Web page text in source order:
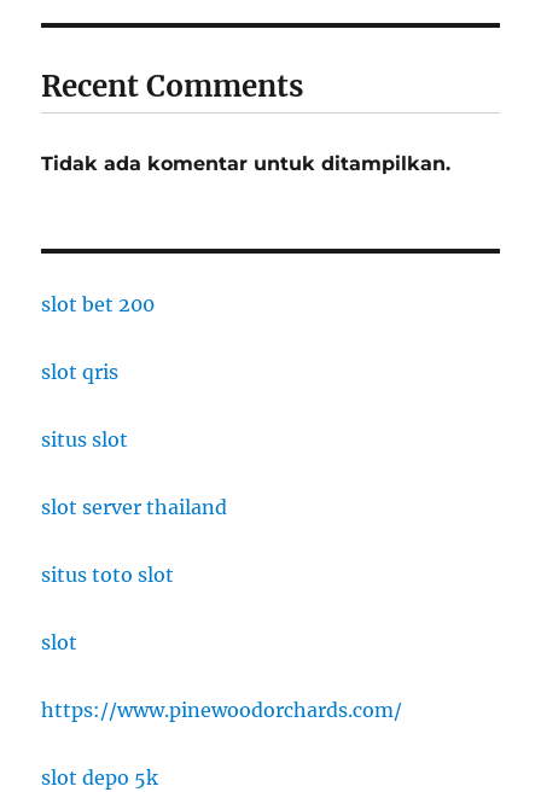
Recent Comments
Tidak ada komentar untuk ditampilkan.
slot bet 200
slot qris
situs slot
slot server thailand
situs toto slot
slot
https://www.pinewoodorchards.com/
slot depo 5k